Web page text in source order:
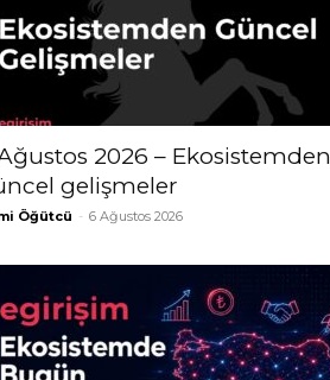
2026 – Ekosistemden
gelişmeler
Öğütcü - 6 Ağustos 2026